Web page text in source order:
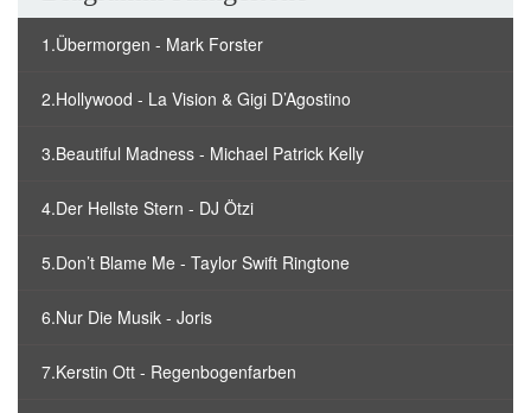
1.Übermorgen - Mark Forster
2.Hollywood - La Vision & Gigi D’Agostino
3.Beautiful Madness - Michael Patrick Kelly
4.Der Hellste Stern - DJ Ötzi
5.Don’t Blame Me - Taylor Swift Ringtone
6.Nur Die Musik - Joris
7.Kerstin Ott - Regenbogenfarben